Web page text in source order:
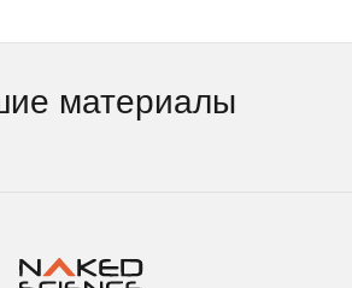
материалы